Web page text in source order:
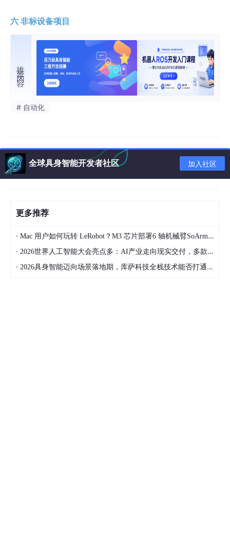
六 非标设备项目
推荐内容
# 自动化
全球具身智能开发者社区 加入社区
更多推荐
· Mac 用户如何玩转 LeRobot？M3 芯片部署6 轴机械臂SoArm101经验总结 第3篇
· 2026世界人工智能大会亮点多：AI产业走向现实交付，多款创新产品亮相！
· 2026具身智能迈向场景落地期，库萨科技全栈技术能否打通城市服务机器人规模化之路？